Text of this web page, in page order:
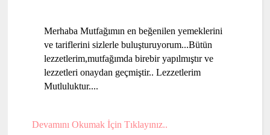
Merhaba Mutfağımın en beğenilen yemeklerini
ve tariflerini sizlerle buluşturuyorum...Bütün
lezzetlerim,mutfağımda birebir yapılmıştır ve
lezzetleri onaydan geçmiştir.. Lezzetlerim
Mutluluktur....
Devamını Okumak İçin Tıklayınız..